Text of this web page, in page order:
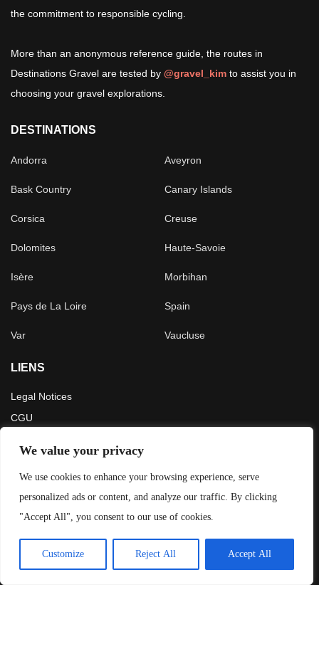
We value your privacy
We use cookies to enhance your browsing experience, serve
personalized ads or content, and analyze our traffic. By clicking
"Accept All", you consent to our use of cookies.
Customize Reject All Accept All
the commitment to responsible cycling.
More than an anonymous reference guide, the routes in
Destinations Gravel are tested by @gravel_kim to assist you in
choosing your gravel explorations.
DESTINATIONS
Andorra Aveyron
Bask Country Canary Islands
Corsica Creuse
Dolomites Haute-Savoie
Isère Morbihan
Pays de La Loire Spain
Var Vaucluse
LIENS
Legal Notices
CGU
LATEST ARTICLES
La Route des Grandes Alpes en 5 jours : notre itinéraire et
conseils
4 juillet 2026